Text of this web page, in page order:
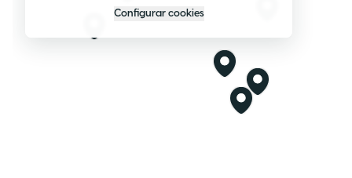
Configurar cookies